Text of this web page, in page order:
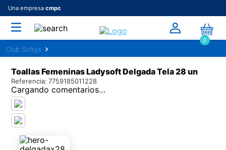
Una empresa cmpc
0
Toallas Femeninas Ladysoft Delgada Tela 28 un
Referencia:7759185011228
Cargando comentarios…